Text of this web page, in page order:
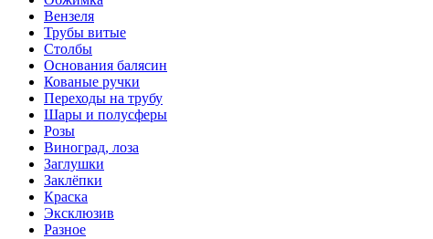
Вензеля
Трубы витые
Столбы
Основания балясин
Кованые ручки
Переходы на трубу
Шары и полусферы
Розы
Виноград, лоза
Заглушки
Заклёпки
Краска
Эксклюзив
Разное